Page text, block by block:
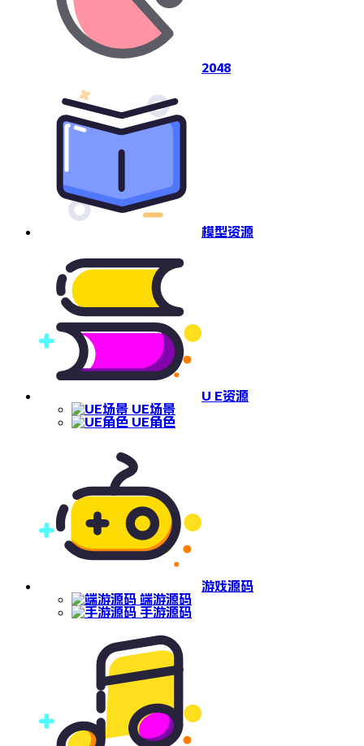
2048
模型资源
U E资源
UE场景
UE角色
游戏源码
端游源码
手游源码